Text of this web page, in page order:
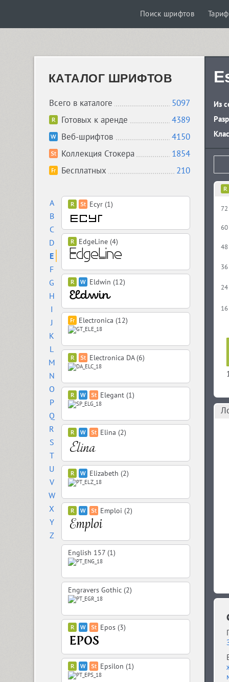
Поиск шрифтов
КАТАЛОГ ШРИФТОВ
Всего в каталоге
5097
Готовых к аренде
4389
Веб-шрифтов
4150
Коллекция Стокера
1854
Бесплатных
210
A
B
C
D
E
F
G
H
I
J
K
L
M
N
O
P
Q
R
S
T
U
V
W
X
Y
Z
Ecyr (1)
EdgeLine (4)
Eldwin (12)
Electronica (12)
Electronica DA (6)
Elegant (1)
Elina (2)
Elizabeth (2)
Emploi (2)
English 157 (1)
Engravers Gothic (2)
Epos (3)
Epsilon (1)
Из